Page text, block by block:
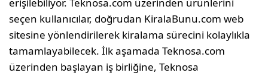
erişilebiliyor. Teknosa.com üzerinden ürünlerini
seçen kullanıcılar, doğrudan KiralaBunu.com web
sitesine yönlendirilerek kiralama sürecini kolaylıkla
tamamlayabilecek. İlk aşamada Teknosa.com
üzerinden başlayan iş birliğine, Teknosa